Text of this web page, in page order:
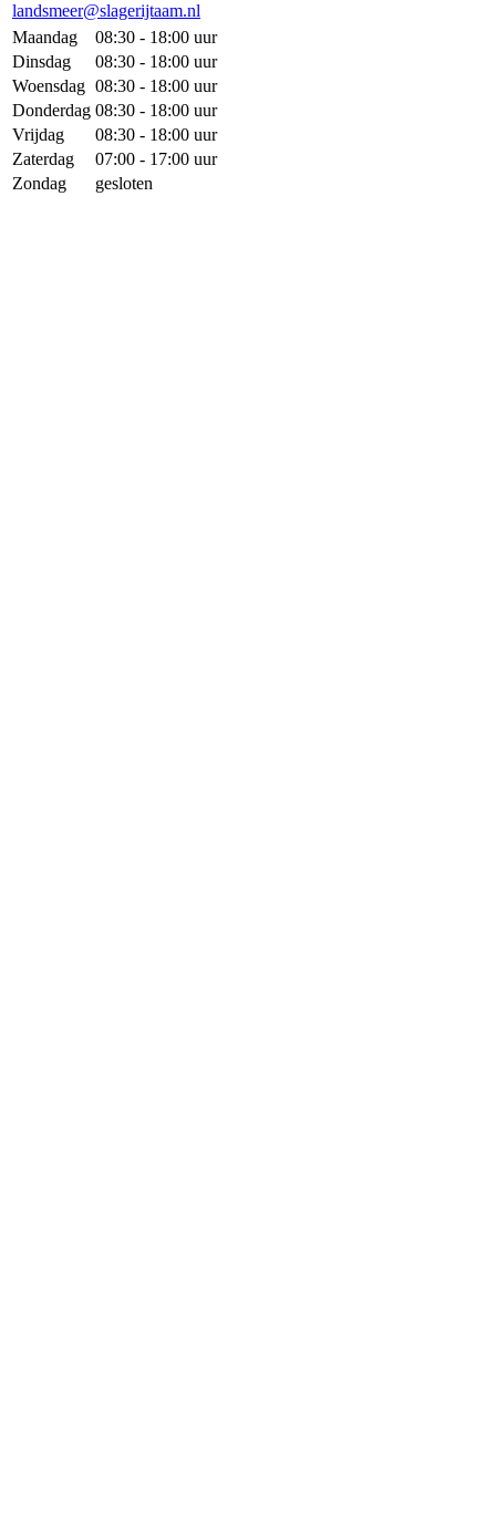
landsmeer@slagerijtaam.nl
Maandag
08:30 - 18:00 uur
Dinsdag
08:30 - 18:00 uur
Woensdag 08:30 - 18:00 uur
Donderdag 08:30 - 18:00 uur
Vrijdag
08:30 - 18:00 uur
Zaterdag
07:00 - 17:00 uur
Zondag
gesloten